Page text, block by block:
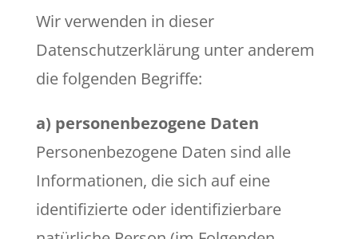
Wir verwenden in dieser
Datenschutzerklärung unter anderem
die folgenden Begriffe:
a) personenbezogene Daten
Personenbezogene Daten sind alle
Informationen, die sich auf eine
identifizierte oder identifizierbare